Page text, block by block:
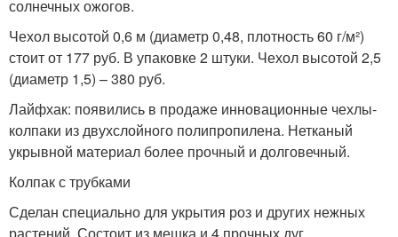
солнечных ожогов.
Чехол высотой 0,6 м (диаметр 0,48, плотность 60 г/м²)
стоит от 177 руб. В упаковке 2 штуки. Чехол высотой 2,5
(диаметр 1,5) – 380 руб.
Лайфхак: появились в продаже инновационные чехлы-
колпаки из двухслойного полипропилена. Нетканый
укрывной материал более проч­ный и долговечный.
Колпак с трубками
Сделан специально для укрытия роз и других нежных